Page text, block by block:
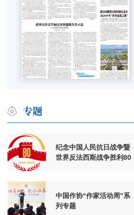
纪念中国人民抗日战争暨
世界反法西斯战争胜利80
中国作协“作家活动周”系
列专题